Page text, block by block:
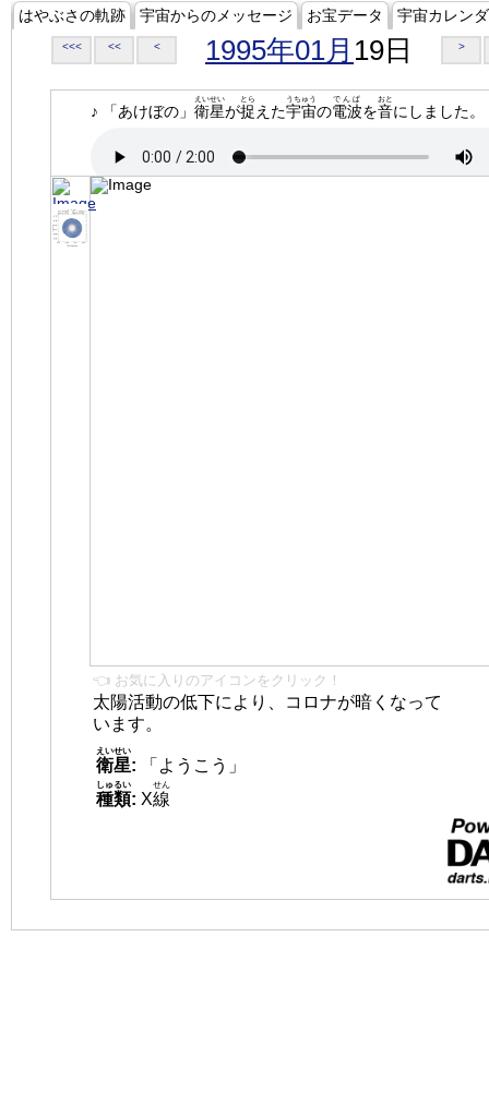
はやぶさの軌跡 宇宙からのメッセージ お宝データ 宇宙カレン
<<< << < 1995年01月 19日 >
♪ 「あけぼの」 衛星
えいせい
が捉
とら
えた宇宙
うちゅう
の電波
でんぱ
を音
おと
にしました。
👈 お気に入りのアイコンをクリック！
太陽活動の低下により、コロナが暗くなって
います。
衛星
えいせい
:
「ようこう」
種類
しゅるい
: X線
せん